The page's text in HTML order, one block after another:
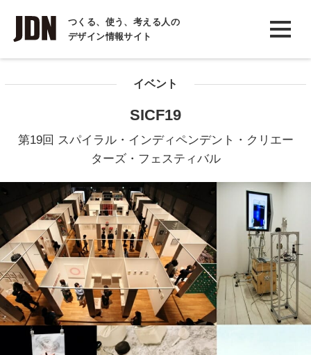
つくる、使う、考える人の
デザイン情報サイト
INTERVIEW
インタビュー
COLUMN
イベント
SICF19
第19回 スパイラル・インディペンデント・クリエー
ターズ・フェスティバル